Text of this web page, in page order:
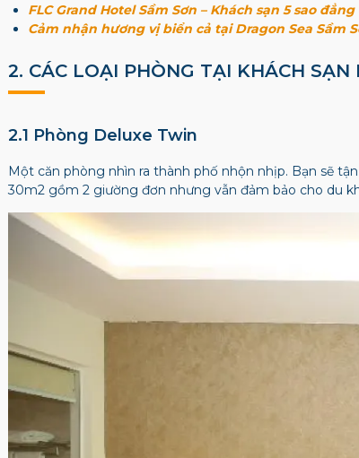
FLC Grand Hotel Sầm Sơn – Khách sạn 5 sao đẳng
Cảm nhận hương vị biển cả tại Dragon Sea Sầm
2. CÁC LOẠI PHÒNG TẠI KHÁCH
2.1 Phòng Deluxe Twin
Một căn phòng nhìn ra thành phố nhộn nhịp. Bạn sẽ
30m2 gồm 2 giường đơn nhưng vẫn đảm bảo cho du